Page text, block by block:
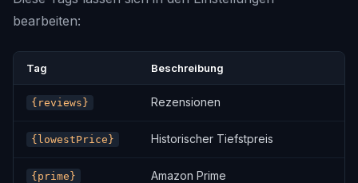
bearbeiten:
Tag Beschreibung
{reviews} Rezensionen
{lowestPrice} Historischer Tiefstpreis
{prime} Amazon Prime